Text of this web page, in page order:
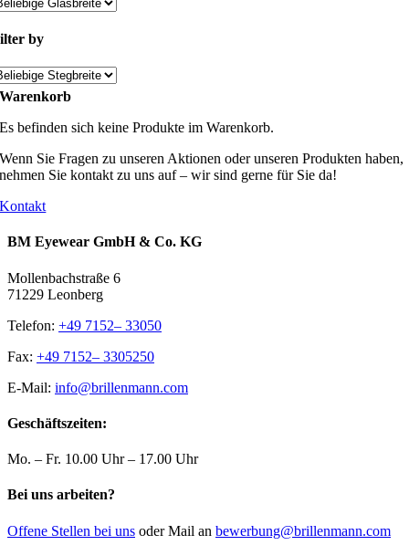
by
Warenkorb
Es befinden sich keine Produkte im Warenkorb.
Wenn Sie Fragen zu unseren Aktionen oder unseren Produkten haben,
nehmen Sie kontakt zu uns auf – wir sind gerne für Sie da!
Kontakt
BM Eyewear GmbH & Co. KG
Mollenbachstraße 6
71229 Leonberg
Telefon: +49 7152– 33050
Fax: +49 7152– 3305250
E-Mail: info@brillenmann.com
Geschäftszeiten:
Mo. – Fr. 10.00 Uhr – 17.00 Uhr
Bei uns arbeiten?
Offene Stellen bei uns oder Mail an bewerbung@brillenmann.com